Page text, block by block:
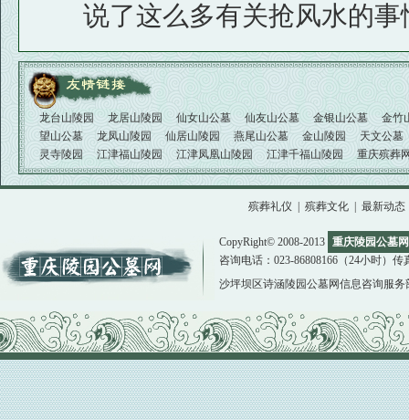
说了这么多有关抢风水的事
龙台山陵园 龙居山陵园 仙女山公墓 仙友山公墓 金银山公墓
金竹
望山公墓
龙凤山陵园 仙居山陵园 燕尾山公墓 金山陵园
天文公墓
灵寺陵园
江津福山陵园 江津凤凰山陵园 江津千福山陵园 重庆殡葬
殡葬礼仪 殡葬文化 最新动态
CopyRight© 2008-2013 重庆陵园公墓网
咨询电话：023-86808166（24小时）传
沙坪坝区诗涵陵园公墓网信息咨询服